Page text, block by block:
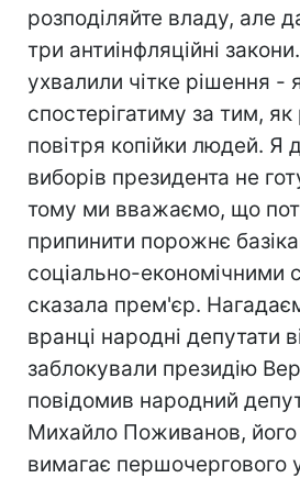
розподіляйте владу, але
три антиінфляційні
ухвалили чітке рішення -
спостерігатиму за тим,
повітря копійки людей. Я
виборів президента не
тому ми вважаємо, що
припинити порожнє
соціально-економічними
сказала прем'єр.
вранці народні депутати
заблокували президію
повідомив народний
Михайло Поживанов, його
вимагає першочергового